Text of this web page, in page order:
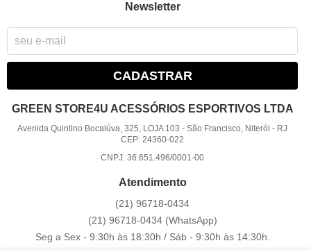
Newsletter
CADASTRAR
GREEN STORE4U ACESSÓRIOS ESPORTIVOS LTDA
Avenida Quintino Bocaiúva, 325, LOJA 103 -São Francisco, Niterói - RJ
CEP: 24360-022
CNPJ: 36.651.496/0001-00
Atendimento
(21) 96718-0434
(21) 96718-0434 (WhatsApp)
Seg a Sex - 9:30h às 18:30h / Sáb - 9:30h às 14:30h.